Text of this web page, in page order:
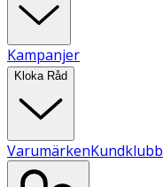
Kampanjer
Kloka Råd
VarumärkenKundklubb